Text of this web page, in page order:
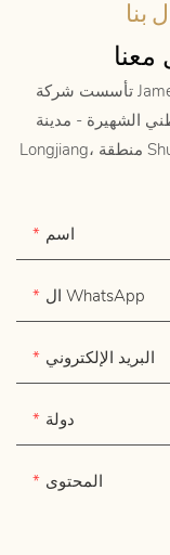
بنا
تأسست شركة James Bond Furniture في عام 2003 وتقع في
الشهيرة - مدينة
Longjiang، منطقة Shunde، مدينة Foshan، وتغطي مساحة تزيد عن
اسم
ال WhatsApp
البريد الإلكتروني
دولة
المحتوى